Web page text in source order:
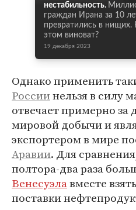
нестабильность.
граждан Ирана за 10
превратились в нищих.
этом виноват?
19 декабря 2023
Однако применить
Россиинельзя в силу
отвечает примерно за
мировой добычи и
экспортером в мире
Аравии. Для
полтора-два раза
Венесуэлавместе
поставки